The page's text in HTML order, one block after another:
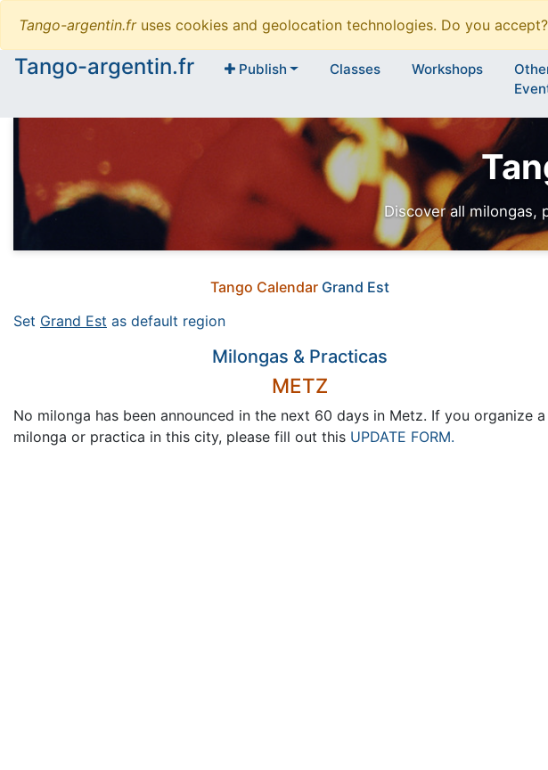
Tango-argentin.fruses cookies and geolocation technologies. Do you accept?
Tango-argentin.fr
Publish Classes Workshops
Discover all milongas,
Tango Calendar Grand Est
Set Grand Est as default region
Milongas & Practicas
METZ
No milonga has been announced in the next 60 days in Metz. If you organize a
milonga or practica in this city, please fill out this UPDATE FORM.